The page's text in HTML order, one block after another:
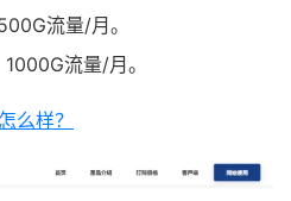
流量/月。
流量/月。
么样？